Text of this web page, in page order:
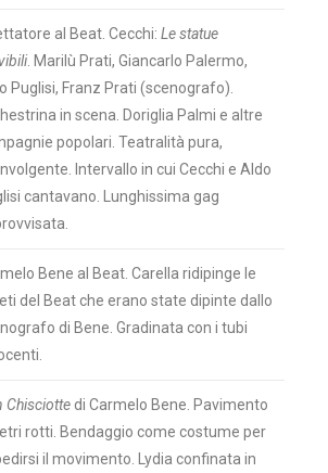
al Beat. Cecchi: Le statue
. Marilù Prati, Giancarlo Palermo,
Puglisi, Franz Prati (scenografo).
in scena. Doriglia Palmi e altre
popolari. Teatralità pura,
Intervallo in cui Cecchi e Aldo
cantavano. Lunghissima gag
Bene al Beat. Carella ridipinge le
del Beat che erano state dipinte dallo
di Bene. Gradinata con i tubi
Chisciotte di Carmelo Bene. Pavimento
rotti. Bendaggio come costume per
il movimento. Lydia confinata in